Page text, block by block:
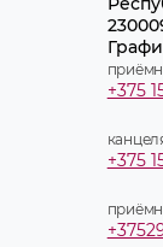
+375
+375